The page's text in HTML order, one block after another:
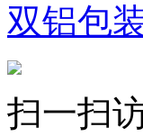
双铝包
扫一扫